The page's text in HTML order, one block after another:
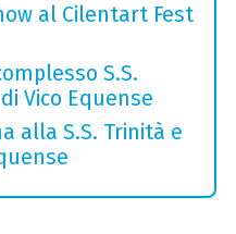
al Cilentart Fest
S.S.
Vico Equense
alla S.S. Trinità e